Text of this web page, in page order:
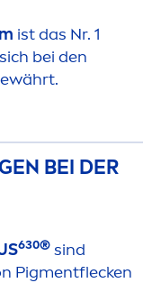
ist das Nr. 1
bei den
BEI DER
630® sind
Pigmentflecken